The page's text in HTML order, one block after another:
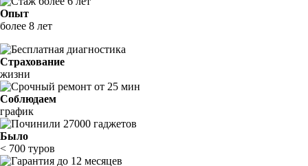
Опыт
более 8 лет
Страхование
жизни
Соблюдаем
график
Было
< 700 туров